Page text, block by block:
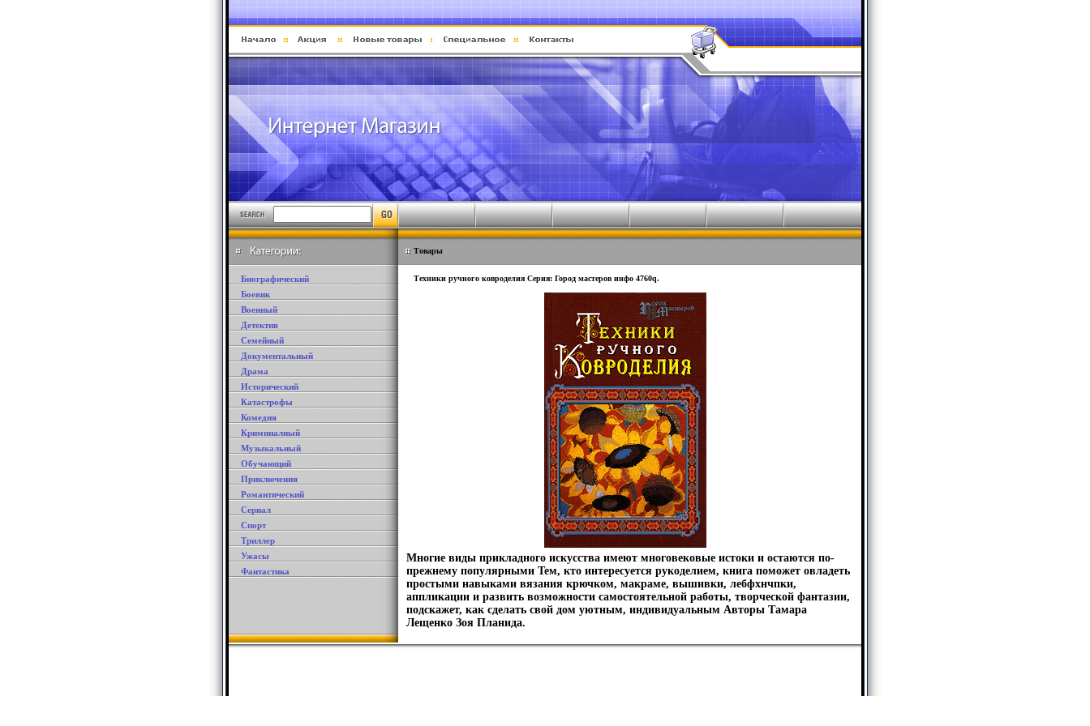
Биографический
Боевик
Военный
Детектив
Семейный
Документальный
Драма
Исторический
Катастрофы
Комедия
Криминалный
Музыкальный
Обучающий
Приключения
Романтический
Сериал
Спорт
Триллер
Ужасы
Фантастика
Товары
Техники ручного ковроделия Серия: Город мастеров инфо 4760q.
Многие виды прикладного искусства имеют многовековые истоки и остаются по-
прежнему популярными Тем, кто интересуется рукоделием, книга поможет овладеть
простыми навыками вязания крючком, макраме, вышивки, лебфхнчпки,
аппликации и развить возможности самостоятельной работы, творческой фантазии,
подскажет, как сделать свой дом уютным, индивидуальным Авторы Тамара
Лещенко Зоя Планида.